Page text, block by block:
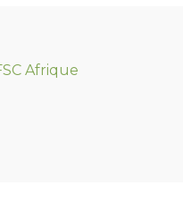
Afrique